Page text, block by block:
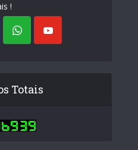
!
Totais